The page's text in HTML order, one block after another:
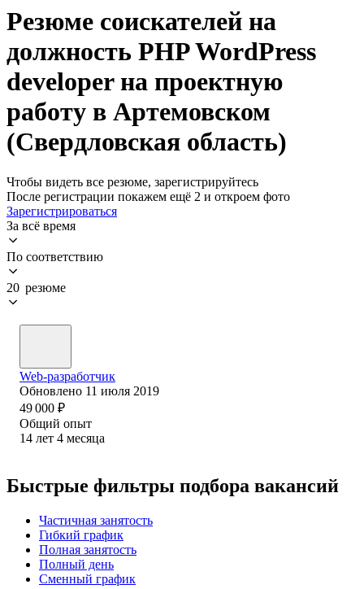
Резюме соискателей на
должность PHP WordPress
developer на проектную
работу в Артемовском
(Свердловская область)
Чтобы видеть все резюме, зарегистрируйтесь
После регистрации покажем ещё 2 и откроем фото
Зарегистрироваться
За всё время
По соответствию
20 резюме
Web-разработчик
Обновлено 11 июля 2019
49 000 ₽
Общий опыт
14 лет 4 месяца
Быстрые фильтры подбора вакансий
Частичная занятость
Гибкий график
Полная занятость
Полный день
Сменный график